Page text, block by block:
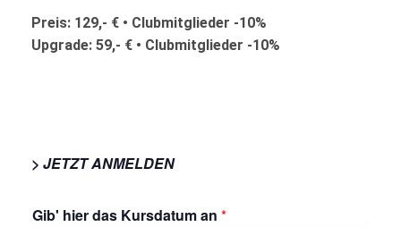
Preis: 129,- € • Clubmitglieder -10%
Upgrade: 59,- € • Clubmitglieder -10%
> JETZT ANMELDEN
Gib' hier das Kursdatum an *